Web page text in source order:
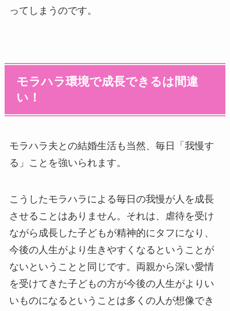
ってしまうのです。
モラハラ環境で成長できるは間違
い！
モラハラ夫との結婚生活も当然、毎日「我慢す
る」ことを強いられます。
こうしたモラハラによる毎日の我慢が人を成長
させることはありません。それは、虐待を受け
ながら成長した子どもが精神的にタフになり、
今後の人生がより生きやすくなるということが
ないということと同じです。両親から深い愛情
を受けてきた子どもの方が今後の人生がよりい
いものになるということは多くの人が想像でき